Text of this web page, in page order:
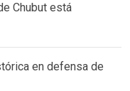
Chubut está
en defensa de